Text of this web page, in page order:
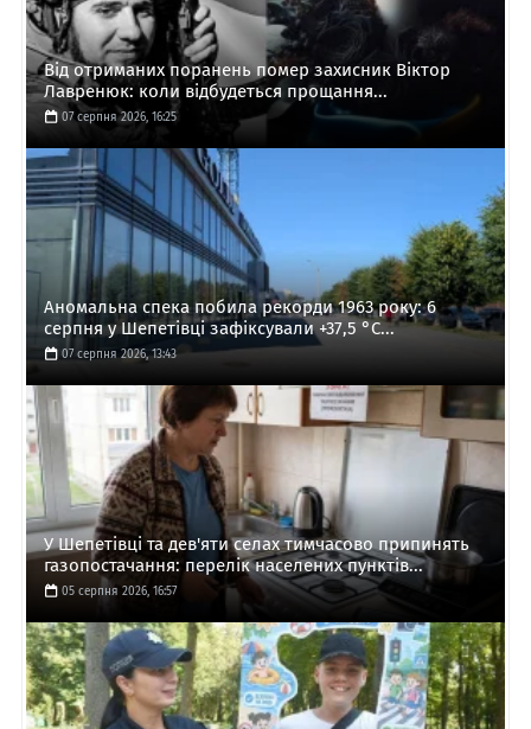
Від отриманих поранень помер захисник Віктор
Лавренюк: коли відбудеться прощання...
07 серпня 2026, 16:25
Аномальна спека побила рекорди 1963 року: 6
серпня у Шепетівці зафіксували +37,5 °C...
07 серпня 2026, 13:43
У Шепетівці та дев'яти селах тимчасово припинять
газопостачання: перелік населених пунктів...
05 серпня 2026, 16:57